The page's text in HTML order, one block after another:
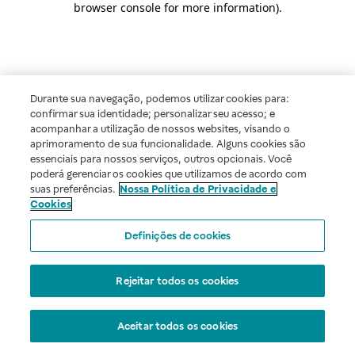
browser console for more information).
Durante sua navegação, podemos utilizar cookies para:
confirmar sua identidade; personalizar seu acesso; e
acompanhar a utilização de nossos websites, visando o
aprimoramento de sua funcionalidade. Alguns cookies são
essenciais para nossos serviços, outros opcionais. Você
poderá gerenciar os cookies que utilizamos de acordo com
suas preferências. Nossa Política de Privacidade e
Cookies
Definições de cookies
Rejeitar todos os cookies
Aceitar todos os cookies